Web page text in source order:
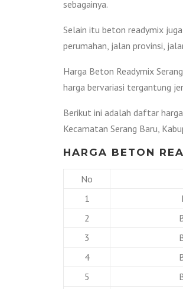
sebagainya.
Selain itu beton readymix
perumahan, jalan provinsi,
Harga Beton Readymix
harga bervariasi tergantung
Berikut ini adalah daftar
Kecamatan Serang Baru,
HARGA BETON
No
1
2
3
4
5